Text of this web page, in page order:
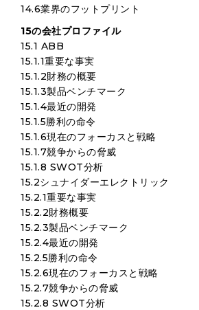
14.6業界のフットプリント
15の会社プロファイル
15.1 ABB
15.1.1重要な事実
15.1.2財務の概要
15.1.3製品ベンチマーク
15.1.4最近の開発
15.1.5勝利の命令
15.1.6現在のフォーカスと戦略
15.1.7競争からの脅威
15.1.8 SWOT分析
15.2シュナイダーエレクトリック
15.2.1重要な事実
15.2.2財務概要
15.2.3製品ベンチマーク
15.2.4最近の開発
15.2.5勝利の命令
15.2.6現在のフォーカスと戦略
15.2.7競争からの脅威
15.2.8 SWOT分析